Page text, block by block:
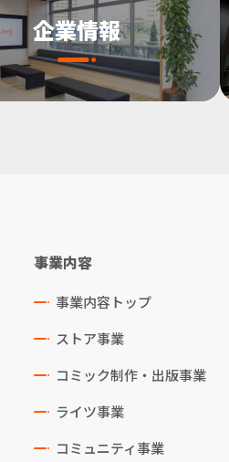
企業情報
事業内容
事業内容トップ
ストア事業
コミック制作・出版事業
ライツ事業
コミュニティ事業